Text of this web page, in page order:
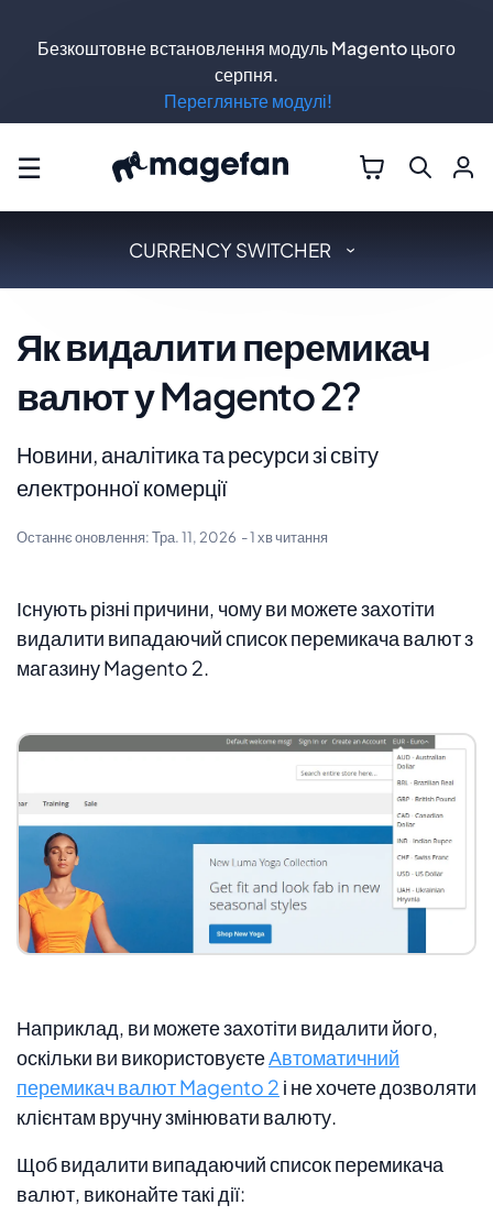
☰
CURRENCY SWITCHER
Як видалити перемикач
валют у Magento 2?
Новини, аналітика та ресурси зі світу
електронної комерції
Останнє оновлення:Тра. 11, 2026 - 1 хв читання
Існують різні причини, чому ви можете захотіти
видалити випадаючий список перемикача валют з
магазину Magento 2.
Наприклад, ви можете захотіти видалити його,
оскільки ви використовуєтеАвтоматичний
перемикач валют Magento 2 і не хочете дозволяти
клієнтам вручну змінювати валюту.
Щоб видалити випадаючий список перемикача
валют, виконайте такі дії:
Безкоштовне встановлення модуль Magento цього
серпня.
Перегляньте модулі!